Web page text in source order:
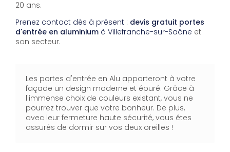
20 ans.
Prenez contact dès à présent : devis gratuit portes
d'entrée en aluminium à Villefranche-sur-Saône et
son secteur.
Les portes d'entrée en Alu apporteront à votre
façade un design moderne et épuré. Grâce à
l'immense choix de couleurs existant, vous ne
pourrez trouver que votre bonheur. De plus,
avec leur fermeture haute sécurité, vous êtes
assurés de dormir sur vos deux oreilles !